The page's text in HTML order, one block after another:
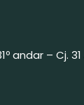
andar – Cj.